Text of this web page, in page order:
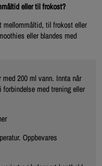
eller til frokost?
mellommåltid, til frokost eller
eller blandes med
med 200 ml vann. Innta når
med trening eller
Oppbevares